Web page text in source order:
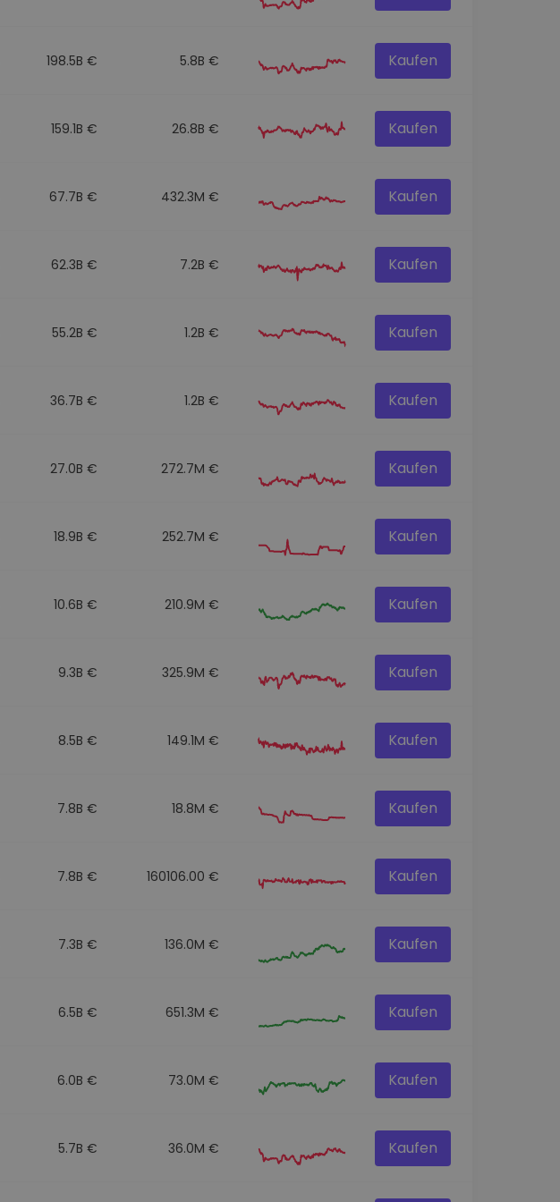
198.5B € 5.8B € Kaufen
159.1B € 26.8B € Kaufen
67.7B € 432.3M € Kaufen
62.3B € 7.2B € Kaufen
55.2B € 1.2B € Kaufen
36.7B € 1.2B € Kaufen
27.0B € 272.7M € Kaufen
18.9B € 252.7M € Kaufen
10.6B € 210.9M € Kaufen
9.3B € 325.9M € Kaufen
8.5B € 149.1M € Kaufen
7.8B € 18.8M € Kaufen
7.8B € 160106.00 € Kaufen
7.3B € 136.0M € Kaufen
6.5B € 651.3M € Kaufen
6.0B € 73.0M € Kaufen
5.7B € 36.0M € Kaufen